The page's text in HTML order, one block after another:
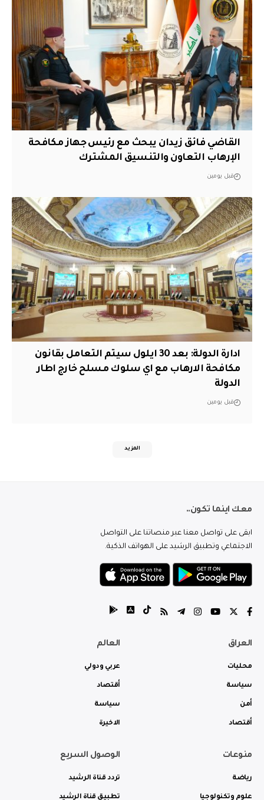
القاضي فائق زيدان يبحث مع رئيس جهاز مكافحة
الإرهاب التعاون والتنسيق المشترك
قبل يومين
ادارة الدولة: بعد 30 ايلول سيتم التعامل بقانون
مكافحة الارهاب مع اي سلوك مسلح خارج اطار
الدولة
قبل يومين
المزيد
معك اينما تكون..
ابقى على تواصل معنا عبر منصاتنا على التواصل
الاجتماعي وتطبيق الرشيد على الهواتف الذكية.
العراق
محليات
سياسة
أمن
أقتصاد
العالم
عربي ودولي
أقتصاد
سياسة
الاخيرة
منوعات
رياضة
علوم وتكنولوجيا
الوصول السريع
تردد قناة الرشيد
تطبيق قناة الرشيد